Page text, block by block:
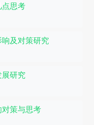
点思考
及对策研究
研究
策与思考